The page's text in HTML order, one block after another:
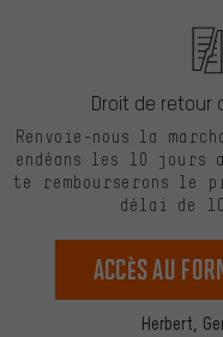
Herbert,
Droit de retour
Renvoie-nous la
endéans les 10 jours
te rembourserons le
délai de
Accès au